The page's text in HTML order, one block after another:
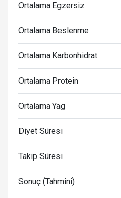
Ortalama Egzersiz
Ortalama Beslenme
Ortalama Karbonhidrat
Ortalama Protein
Ortalama Yag
Diyet Süresi
Takip Süresi
Sonuç (Tahmini)